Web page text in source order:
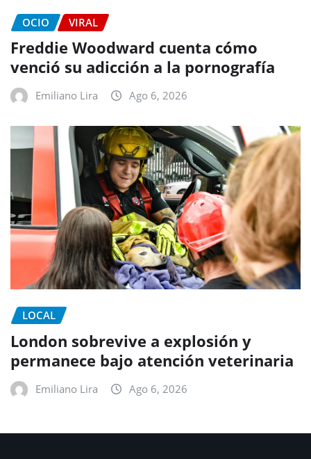
OCIO VIRAL
Freddie Woodward cuenta cómo
venció su adicción a la pornografía
Emiliano Lira Ago 6, 2026
LOCAL
London sobrevive a explosión y
permanece bajo atención veterinaria
Emiliano Lira Ago 6, 2026